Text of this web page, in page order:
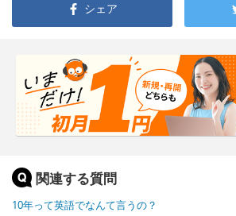
シェア
関連する質問
10年って英語でなんて言うの？